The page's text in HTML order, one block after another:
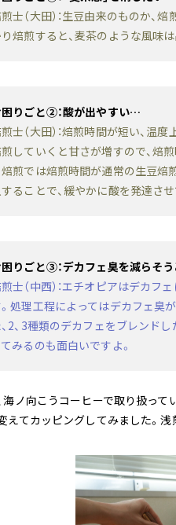
士（大田）：生豆由来のものか、
焙煎すると、麦茶のような風味
りごと②：酸が出やすい…
士（大田）：焙煎時間が短い、
していくと甘さが増すので、焙
煎では焙煎時間が通常の生豆焙
ることで、緩やかに酸を発達させ
りごと③：デカフェ臭を減らそ
士（中西）：エチオピアはデカ
処理工程によってはデカフェ臭
2、3種類のデカフェをブレンド
みるのも面白いですよ。
海ノ向こうコーヒーで取り扱って
えてカッピングしてみました。